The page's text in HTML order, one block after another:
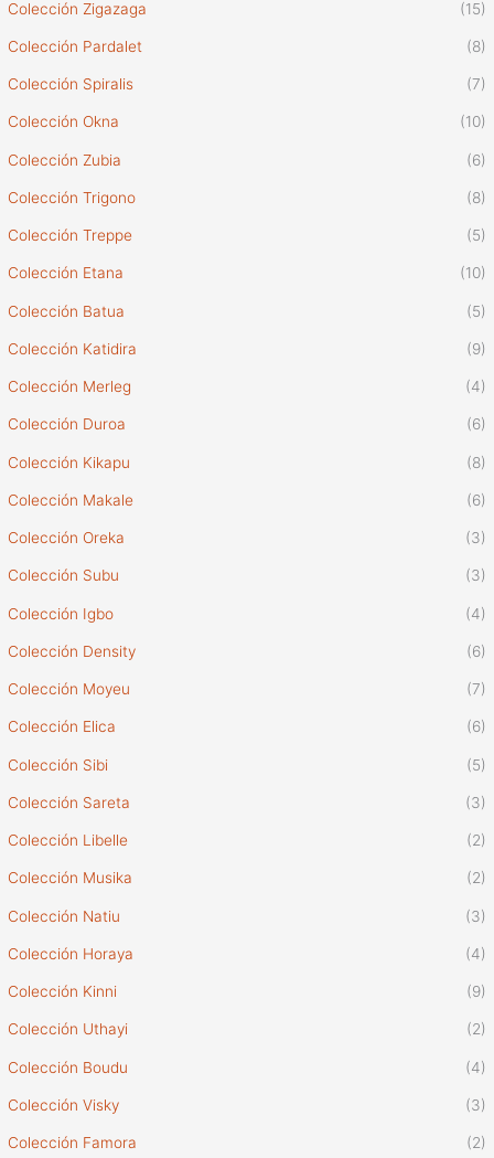
Colección Zigazaga (15)
Colección Pardalet (8)
Colección Spiralis (7)
Colección Okna (10)
Colección Zubia (6)
Colección Trigono (8)
Colección Treppe (5)
Colección Etana (10)
Colección Batua (5)
Colección Katidira (9)
Colección Merleg (4)
Colección Duroa (6)
Colección Kikapu (8)
Colección Makale (6)
Colección Oreka (3)
Colección Subu (3)
Colección Igbo (4)
Colección Density (6)
Colección Moyeu (7)
Colección Elica (6)
Colección Sibi (5)
Colección Sareta (3)
Colección Libelle (2)
Colección Musika (2)
Colección Natiu (3)
Colección Horaya (4)
Colección Kinni (9)
Colección Uthayi (2)
Colección Boudu (4)
Colección Visky (3)
Colección Famora (2)